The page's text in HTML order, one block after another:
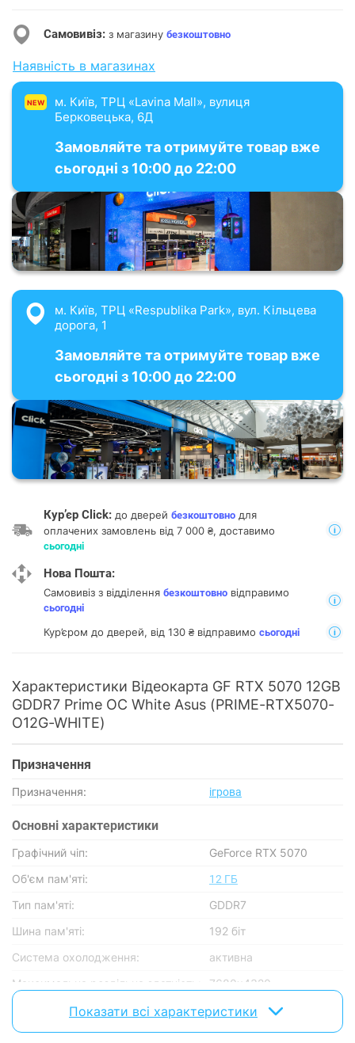
Самовивіз: з магазину безкоштовно
Наявність в магазинах
NEW
м. Київ, ТРЦ «Lavina Mall», вулиця
Берковецька, 6Д
Замовляйте та отримуйте товар вже
сьогодні з 10:00 до 22:00
м. Київ, ТРЦ «Respublika Park», вул. Кільцева
дорога, 1
Замовляйте та отримуйте товар вже
сьогодні з 10:00 до 22:00
Кур’єр Click: до дверей безкоштовно для
оплачених замовлень від 7 000 ₴, доставимо
сьогодні
Нова Пошта:
Самовивіз з відділення безкоштовно відправимо
сьогодні
Кур’єром до дверей, від 130 ₴ відправимо сьогодні
Характеристики Відеокарта GF RTX 5070 12GB
GDDR7 Prime OC White Asus (PRIME-RTX5070-
O12G-WHITE)
Призначення
Призначення: ігрова
Основнi характеристики
Графічний чіп:
GeForce RTX 5070
Об'єм пам'яті:
12 ГБ
Тип пам'яті:
GDDR7
Шина пам'яті:
192 біт
Система охолодження:
активна
Максимальна роздільна здатність:
7680x4320
Кількість займаних слотів:
3
Частота ядра, МГц:
Немає даних
Показати всі характеристики